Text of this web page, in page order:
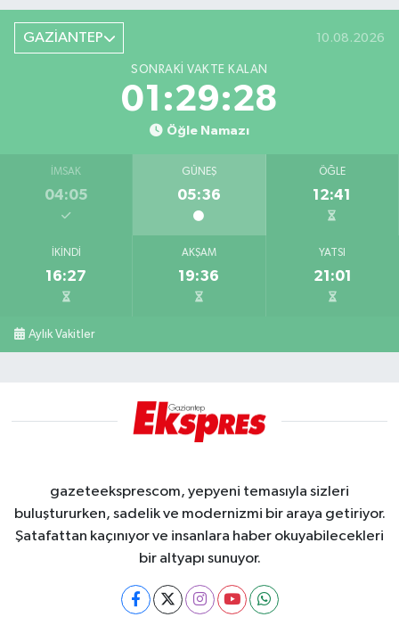
GAZİANTEP 10.08.2026
SONRAKI VAKTE KALAN
01:29:27
Öğle Namazı
İMSAK
04:05
GÜNEŞ
05:36
ÖĞLE
12:41
İKINDI
16:27
AKŞAM
19:36
YATSI
21:01
Aylık Vakitler
gazeteeksprescom, yepyeni temasıyla sizleri
buluştururken, sadelik ve modernizmi bir araya getiriyor.
Şatafattan kaçınıyor ve insanlara haber okuyabilecekleri
bir altyapı sunuyor.